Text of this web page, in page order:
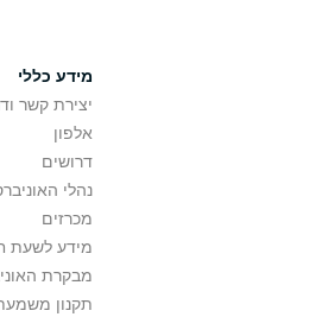
מידע כללי
יצירת קשר
אלפון
דרושים
נהלי
מכרזים
מידע לשעת
מבקרת
תקנון